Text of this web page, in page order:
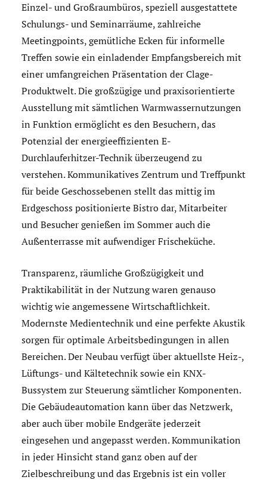
Einzel- und Großraumbüros, speziell ausgestattete
Schulungs- und Seminarräume, zahlreiche
Meetingpoints, gemütliche Ecken für informelle
Treffen sowie ein einladender Empfangsbereich mit
einer umfangreichen Präsentation der Clage-
Produktwelt. Die großzügige und praxisorientierte
Ausstellung mit sämtlichen Warmwassernutzungen
in Funktion ermöglicht es den Besuchern, das
Potenzial der energieeffizienten E-
Durchlauferhitzer-Technik überzeugend zu
verstehen. Kommunikatives Zentrum und Treffpunkt
für beide Geschoss­ebenen stellt das mittig im
Erdgeschoss positionierte Bistro dar, Mitarbeiter
und Besucher genießen im Sommer auch die
Außenterrasse mit aufwendiger Frischeküche.
Transparenz, räumliche Großzügigkeit und
Praktikabilität in der Nutzung waren genauso
wichtig wie angemessene Wirtschaftlichkeit.
Modernste Medientechnik und eine perfekte Akustik
sorgen für optimale Arbeitsbedingungen in allen
Bereichen. Der Neubau verfügt über aktuellste Heiz-,
Lüftungs- und Kältetechnik sowie ein KNX-
Bussystem zur Steuerung sämtlicher Komponenten.
Die Gebäudeautomation kann über das Netzwerk,
aber auch über mobile Endgeräte jederzeit
eingesehen und angepasst werden. Kommunikation
in jeder Hinsicht stand ganz oben auf der
Zielbeschreibung und das Ergebnis ist ein voller